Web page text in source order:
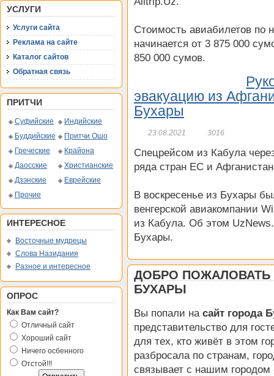
УСЛУГИ
Услуги сайта
Реклама на сайте
Каталог сайтов
Обратная связь
ПРИТЧИ
Суфийские
Индийские
Буддийские
Притчи Ошо
Греческие
Крайона
Даосские
Христианские
Дзэнские
Еврейские
Прочие
ИНТЕРЕСНОЕ
Восточные мудрецы
Слова Назидания
Разное и интересное
ОПРОС
Как Вам сайт?
Отличный сайт
Хороший сайт
Ничего осбенного
Отстой!!!
Стоимость авиабилетов по
начинается от 3 875 000
850 000 сумов.
эвакуацию из
Бухары
23.08.2021 3016
Спецрейсом из Кабула
ряда стран ЕС и
В воскресенье из Бухары
венгерской авиакомпании
из Кабула. Об этом
Бухары.
ДОБРО ПОЖАЛОВАТЬ
БУХАРЫ
Вы попали на сайт города
представительство для
для тех, кто живёт в этом
разбросала по странам,
связывает с нашим